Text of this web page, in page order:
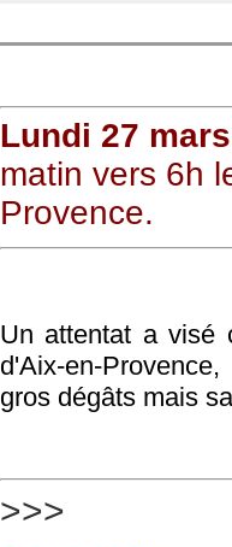
Lundi 27
matin vers 6h
Provence.
Un attentat a visé
d'Aix-en-
gros dégâts mais
>>>